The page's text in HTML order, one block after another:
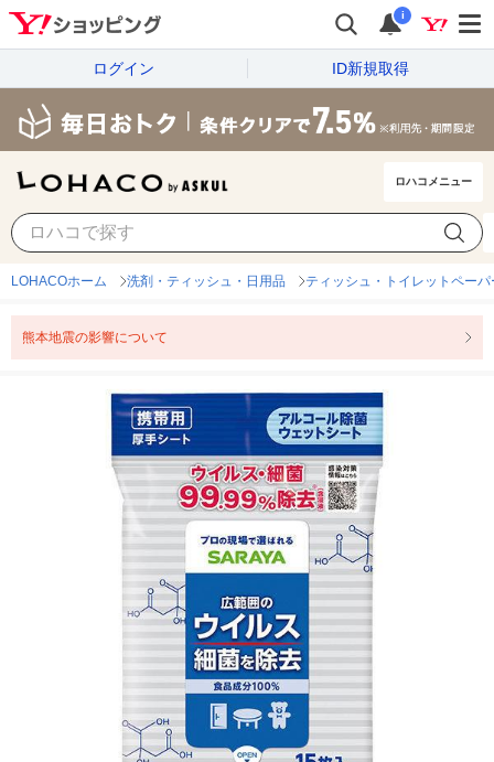
i
ログイン ID新規取得
ロハコメニュー
LOHACOホーム 洗剤・ティッシュ・日用品 ティッシュ・トイレットペーパ
熊本地震の影響について